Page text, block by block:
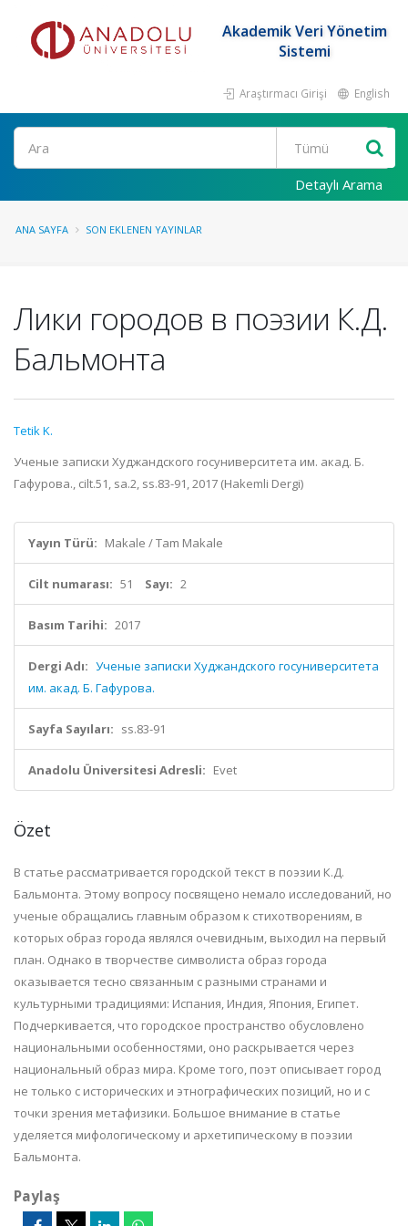
Akademik Veri Yönetim
Sistemi
Araştırmacı Girişi English
Ara
Detaylı Arama
ANA SAYFA SON EKLENEN YAYINLAR
Лики городов в поэзии К.Д.
Бальмонта
Tetik K.
Ученые записки Худжандского госуниверситета им. акад. Б.
Гафурова., cilt.51, sa.2, ss.83-91, 2017 (Hakemli Dergi)
Yayın Türü: Makale / Tam Makale
Cilt numarası: 51 Sayı: 2
Basım Tarihi: 2017
Dergi Adı: Ученые записки Худжандского госуниверситета
им. акад. Б. Гафурова.
Sayfa Sayıları: ss.83-91
Anadolu Üniversitesi Adresli: Evet
Özet
В статье рассматривается городской текст в поэзии К.Д.
Бальмонта. Этому вопросу посвящено немало исследований, но
ученые обращались главным образом к стихотворениям, в
которых образ города являлся очевидным, выходил на первый
план. Однако в творчестве символиста образ города
оказывается тесно связанным с разными странами и
культурными традициями: Испания, Индия, Япония, Египет.
Подчеркивается, что городское пространство обусловлено
национальными особенностями, оно раскрывается через
национальный образ мира. Кроме того, поэт описывает город
не только с исторических и этнографических позиций, но и с
точки зрения метафизики. Большое внимание в статье
уделяется мифологическому и архетипическому в поэзии
Бальмонта.
Paylaş